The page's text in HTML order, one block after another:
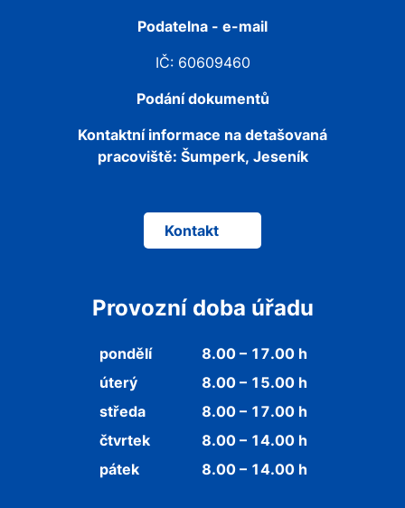
Podatelna - e-mail
IČ: 60609460
Podání dokumentů
Kontaktní informace na detašovaná
pracoviště: Šumperk, Jeseník
Kontakt
Provozní doba úřadu
pondělí
8.00 – 17.00 h
úterý
8.00 – 15.00 h
středa
8.00 – 17.00 h
čtvrtek
8.00 – 14.00 h
pátek
8.00 – 14.00 h